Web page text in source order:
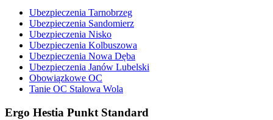
Ubezpieczenia Tarnobrzeg
Ubezpieczenia Sandomierz
Ubezpieczenia Nisko
Ubezpieczenia Kolbuszowa
Ubezpieczenia Nowa Dęba
Ubezpieczenia Janów Lubelski
Obowiązkowe OC
Tanie OC Stalowa Wola
Ergo Hestia Punkt Standard